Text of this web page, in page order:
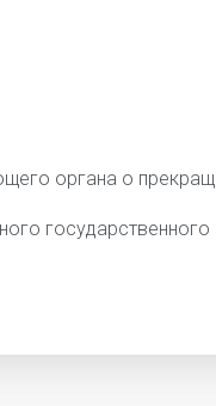
органа о
государственного